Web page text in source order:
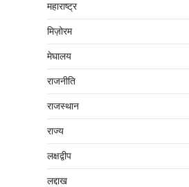
महाराष्‍ट्र
मिज़ोरम
मेघालय
राजनीति
राजस्थान
राज्य
लक्षद्वीप
लद्दाख